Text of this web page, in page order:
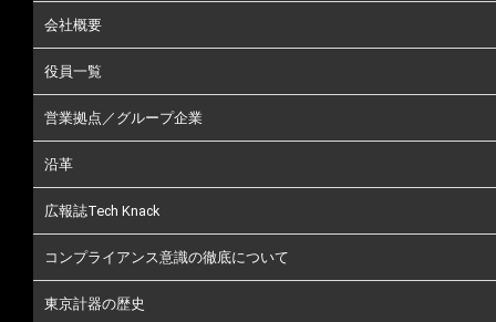
会社概要
役員一覧
営業拠点／グループ企業
沿革
広報誌Tech Knack
コンプライアンス意識の徹底について
東京計器の歴史